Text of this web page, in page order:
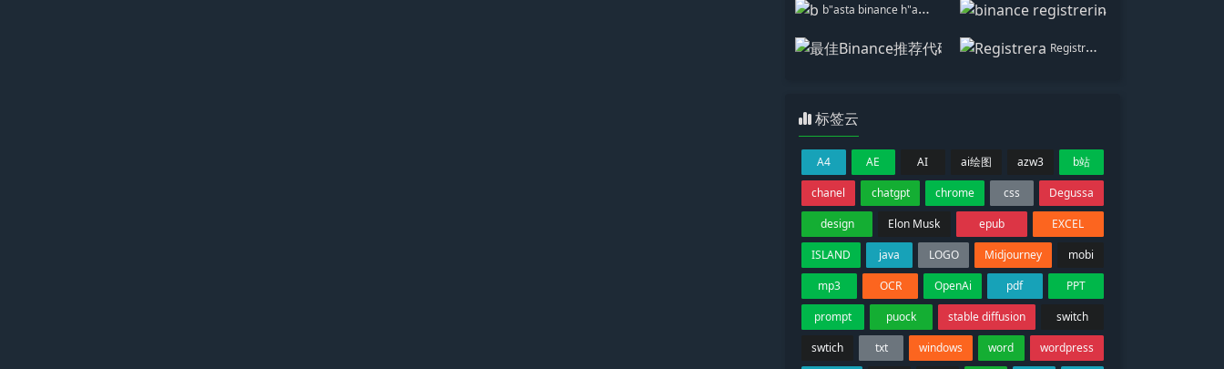
b"asta binance h"anvisningskod binance registrering
最佳Binance推荐代码 Registrera
标签云
A4 AE AI ai绘图 azw3
b站
chanel
chatgpt chrome css
Degussa
design
Elon Musk epub
EXCEL
ISLAND
java LOGO Midjourney
mobi
mp3
OCR OpenAi pdf
PPT
prompt
puock stable diffusion
switch
swtich
txt windows word
wordpress